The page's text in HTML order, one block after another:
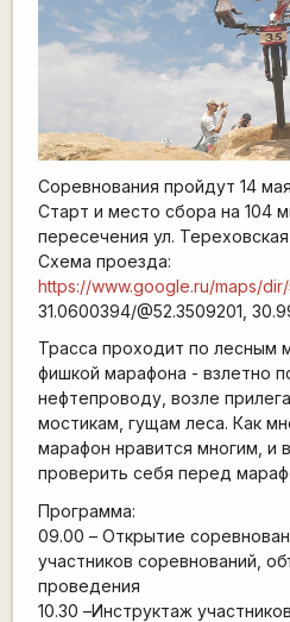
Соревнования пройдут 14 мая
Старт и место сбора на 104
пересечения ул.
Схема проезда:
https://www.google.ru/maps/dir/
31.0600394/@52.3509201,
Трасса проходит по лесным
фишкой марафона - взлетно
нефтепроводу, возле
мостикам, гущам леса. Как
марафон нравится многим, и
проверить себя перед
Программа:
09.00 – Открытие
участников соревнований,
проведения
10.30 –Инструктаж участников